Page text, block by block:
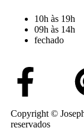
10h às 19h
09h às 14h
fechado
Copyright ©
reservados